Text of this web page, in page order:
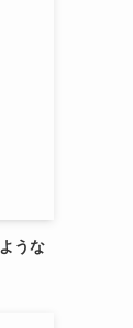
うな